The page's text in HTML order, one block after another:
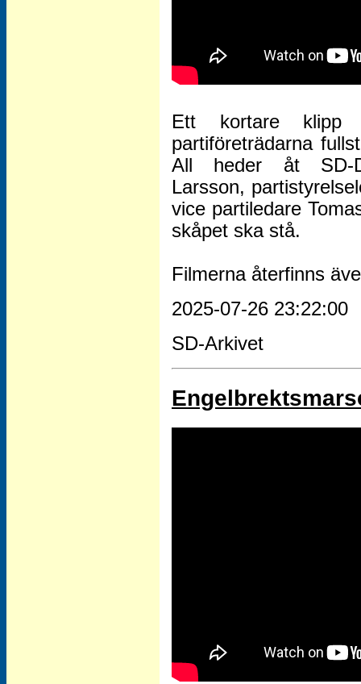
Ett kortare
partiföreträdarna
All heder åt SD-
Larsson,
vice partiledare
skåpet ska stå.
Filmerna återfinns
2025-07-26 23:22:00
SD-Arkivet